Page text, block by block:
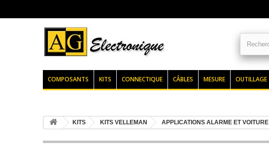
COMPOSANTS KITS CONNECTIQUE CÂBLES MESURE OUTILLAGE
KITS KITS VELLEMAN APPLICATIONS ALARME ET VOITURE